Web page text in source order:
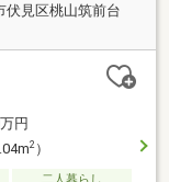
伏見区桃山筑前台
円
2）